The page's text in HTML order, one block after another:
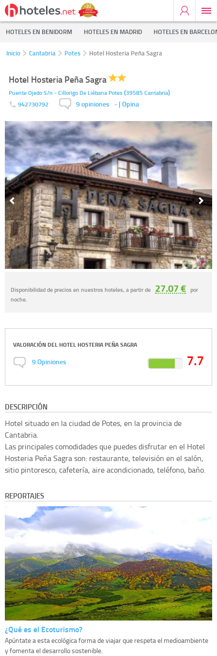
HOTELES EN BENIDORM HOTELES EN MADRID HOTELES EN
Inicio Cantabria Potes Hotel Hosteria Peña Sagra
Hotel Hosteria Peña Sagra
Puente Ojedo S/n - Cillorigo De Liébana Potes (39585 Cantabria)
942730792 9 opiniones - | Opina
Disponibilidad de precios en nuestros hoteles, a partir de 27.07 € por
noche.
VALORACIÓN DEL HOTEL HOSTERIA PEÑA SAGRA
9Opiniones 7.7
DESCRIPCIÓN
Hotel situado en la ciudad de Potes, en la provincia de
Cantabria.
Las principales comodidades que puedes disfrutar en el Hotel
Hosteria Peña Sagra son: restaurante, televisión en el salón,
sitio pintoresco, cafetería, aire acondicionado, teléfono, baño.
REPORTAJES
¿Qué es el Ecoturismo?
Apúntate a esta ecológica forma de viajar que respeta el medioambiente
y fomenta el desarrollo sostenible.